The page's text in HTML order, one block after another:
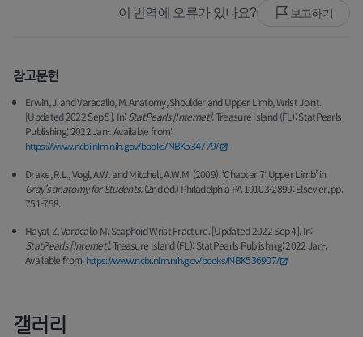
이 번역에 오류가 있나요? 보고하기
참고문헌
Erwin, J. and Varacallo, M. Anatomy, Shoulder and Upper Limb, Wrist Joint.
[Updated 2022 Sep 5]. In:StatPearls [Internet].Treasure Island (FL): StatPearls
Publishing; 2022 Jan-. Available from:
https://www.ncbi.nlm.nih.gov/books/NBK534779/
Drake, R.L., Vogl, A.W. and Mitchell, A.W.M. (2009). ‘Chapter 7: Upper Limb’ in
Gray’s anatomy for Students.(2nd ed.) Philadelphia PA 19103-2899: Elsevier, pp.
751-758.
Hayat Z, Varacallo M. Scaphoid Wrist Fracture. [Updated 2022 Sep 4]. In:
StatPearls [Internet].Treasure Island (FL): StatPearls Publishing; 2022 Jan-.
Available from:https://www.ncbi.nlm.nih.gov/books/NBK536907/
갤러리